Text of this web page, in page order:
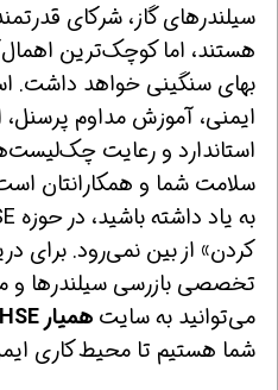
سیلندرهای گاز، شرکای
هستند، اما کوچک‌ترین
بهای سنگینی خواهد داشت.
ایمنی، آموزش مداوم پرسنل،
استاندارد و رعایت
سلامت شما و همکارانتان
کردن» از بین نمی‌رود.
تخصصی بازرسی سیلندرها و
می‌توانید به سایت همیار HSE
شما هستیم تا محیط کاری